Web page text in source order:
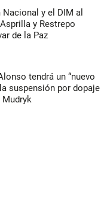
y el DIM al
y Restrepo
de la Paz
tendrá un “nuevo
suspensión por dopaje